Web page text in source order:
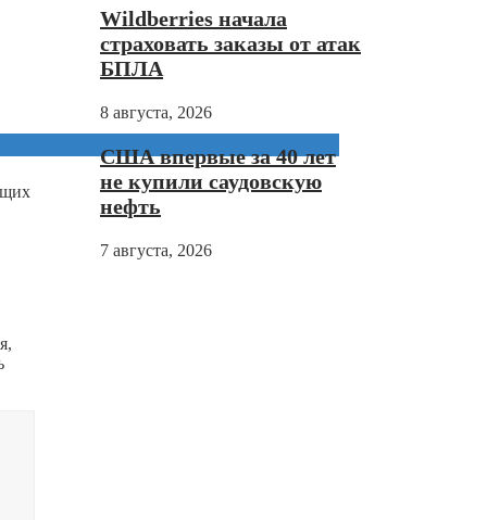
Wildberries начала
страховать заказы от атак
БПЛА
8 августа, 2026
США впервые за 40 лет
не купили саудовскую
нефть
7 августа, 2026